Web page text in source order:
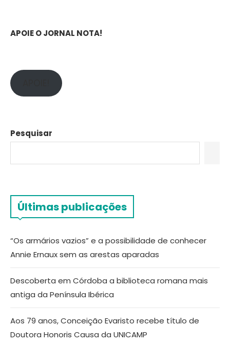
APOIE O JORNAL NOTA!
Pesquisar
Últimas publicações
“Os armários vazios” e a possibilidade de conhecer
Annie Ernaux sem as arestas aparadas
Descoberta em Córdoba a biblioteca romana mais
antiga da Península Ibérica
Aos 79 anos, Conceição Evaristo recebe título de
Doutora Honoris Causa da UNICAMP